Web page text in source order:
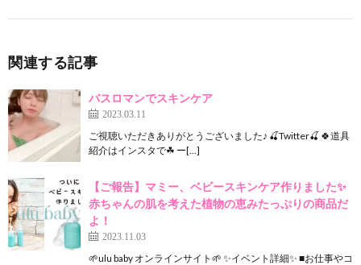
関連する記事
バスロマンでスキンケア
2023.03.11
ご視聴いただきありがとうございました♪ 🍒Twitter🍒 🍀道具
紹介はインスタで☘ ー[…]
【ご報告】マミー、ベビースキンケア作りました✨
赤ちゃんの肌を考えた植物の恵みたっぷりの商品だ
よ！
2023.11.03
🌱ulu baby オンラインサイト🌱 ✨イベント詳細✨ ■お仕事やコ